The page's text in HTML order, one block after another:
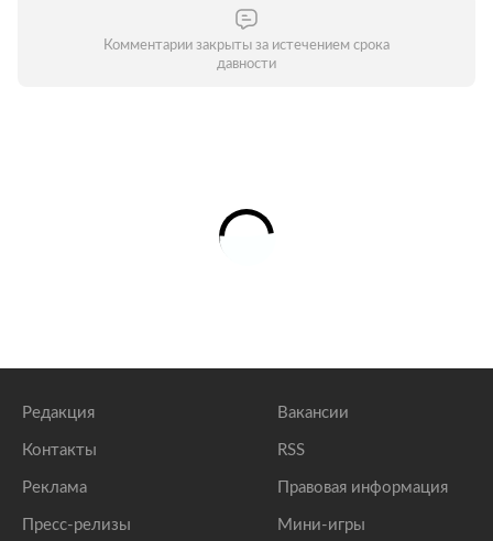
Комментарии закрыты за истечением срока
давности
Редакция
Контакты
Реклама
Пресс-релизы
Вакансии
RSS
Правовая информация
Мини-игры